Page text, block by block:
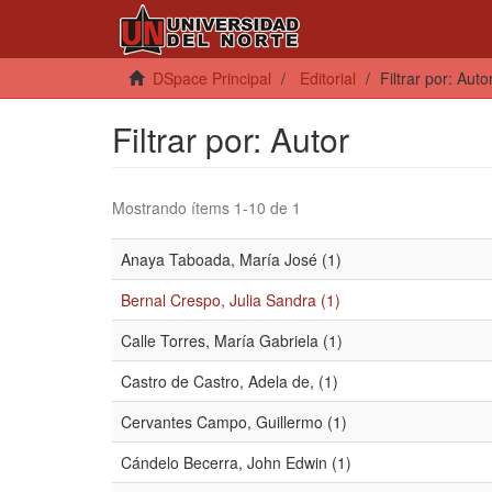
DSpace Principal Editorial Filtrar por:
Filtrar por: Autor
Mostrando ítems 1-10 de 1
Anaya Taboada, María José (1)
Bernal Crespo, Julia Sandra (1)
Calle Torres, María Gabriela (1)
Castro de Castro, Adela de, (1)
Cervantes Campo, Guillermo (1)
Cándelo Becerra, John Edwin (1)